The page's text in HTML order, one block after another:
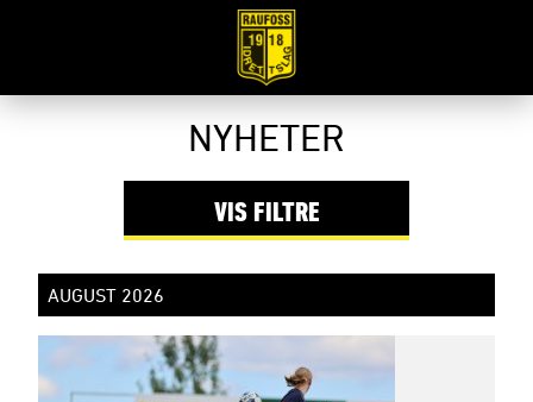
NYHETER
AUGUST 2026
VISFILTRE